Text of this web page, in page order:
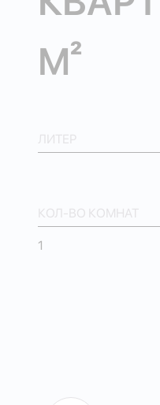
М²
ЛИТЕР
КОЛ-ВО КОМНАТ
1